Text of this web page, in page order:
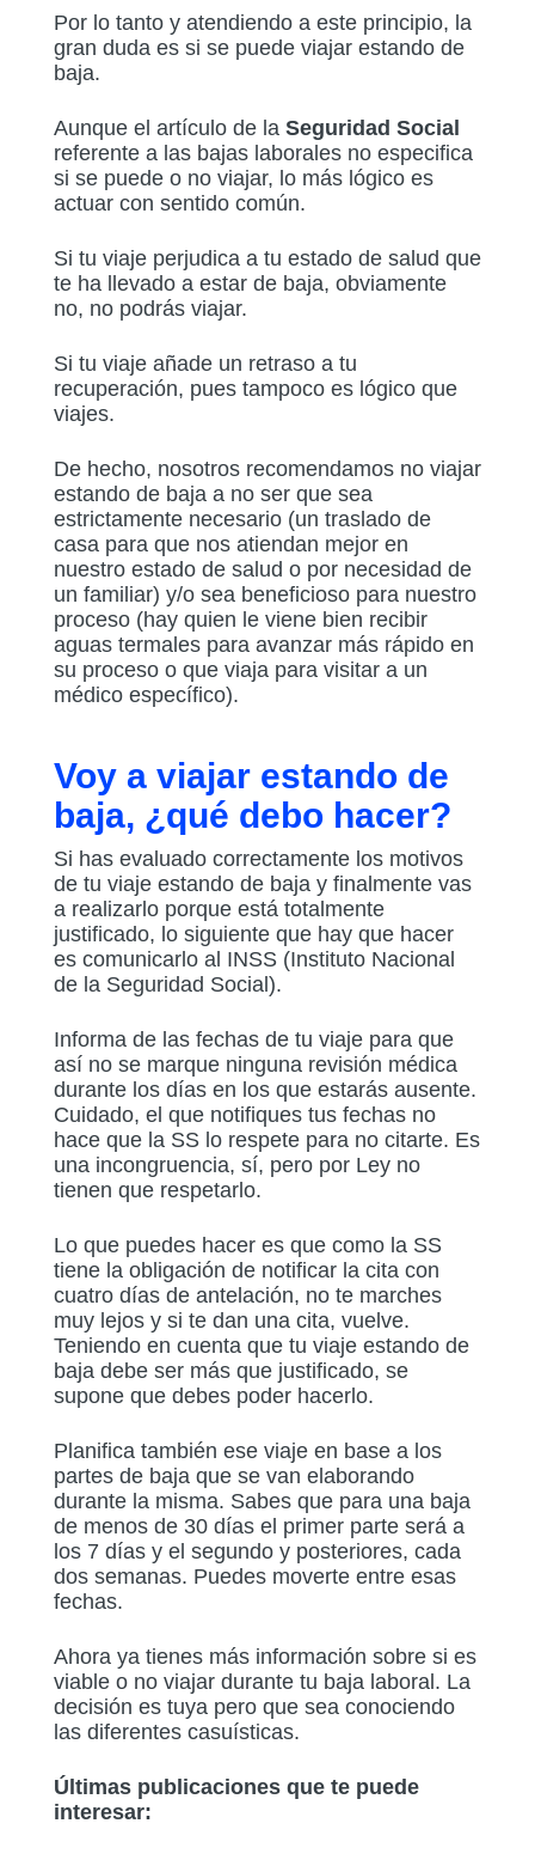
Por lo tanto y atendiendo a este principio, la
gran duda es si se puede viajar estando de
baja.
Aunque el artículo de la Seguridad Social
referente a las bajas laborales no especifica
si se puede o no viajar, lo más lógico es
actuar con sentido común.
Si tu viaje perjudica a tu estado de salud que
te ha llevado a estar de baja, obviamente
no, no podrás viajar.
Si tu viaje añade un retraso a tu
recuperación, pues tampoco es lógico que
viajes.
De hecho, nosotros recomendamos no viajar
estando de baja a no ser que sea
estrictamente necesario (un traslado de
casa para que nos atiendan mejor en
nuestro estado de salud o por necesidad de
un familiar) y/o sea beneficioso para nuestro
proceso (hay quien le viene bien recibir
aguas termales para avanzar más rápido en
su proceso o que viaja para visitar a un
médico específico).
Voy a viajar estando de
baja, ¿qué debo hacer?
Si has evaluado correctamente los motivos
de tu viaje estando de baja y finalmente vas
a realizarlo porque está totalmente
justificado, lo siguiente que hay que hacer
es comunicarlo al INSS (Instituto Nacional
de la Seguridad Social).
Informa de las fechas de tu viaje para que
así no se marque ninguna revisión médica
durante los días en los que estarás ausente.
Cuidado, el que notifiques tus fechas no
hace que la SS lo respete para no citarte. Es
una incongruencia, sí, pero por Ley no
tienen que respetarlo.
Lo que puedes hacer es que como la SS
tiene la obligación de notificar la cita con
cuatro días de antelación, no te marches
muy lejos y si te dan una cita, vuelve.
Teniendo en cuenta que tu viaje estando de
baja debe ser más que justificado, se
supone que debes poder hacerlo.
Planifica también ese viaje en base a los
partes de baja que se van elaborando
durante la misma. Sabes que para una baja
de menos de 30 días el primer parte será a
los 7 días y el segundo y posteriores, cada
dos semanas. Puedes moverte entre esas
fechas.
Ahora ya tienes más información sobre si es
viable o no viajar durante tu baja laboral. La
decisión es tuya pero que sea conociendo
las diferentes casuísticas.
Últimas publicaciones que te puede
interesar: